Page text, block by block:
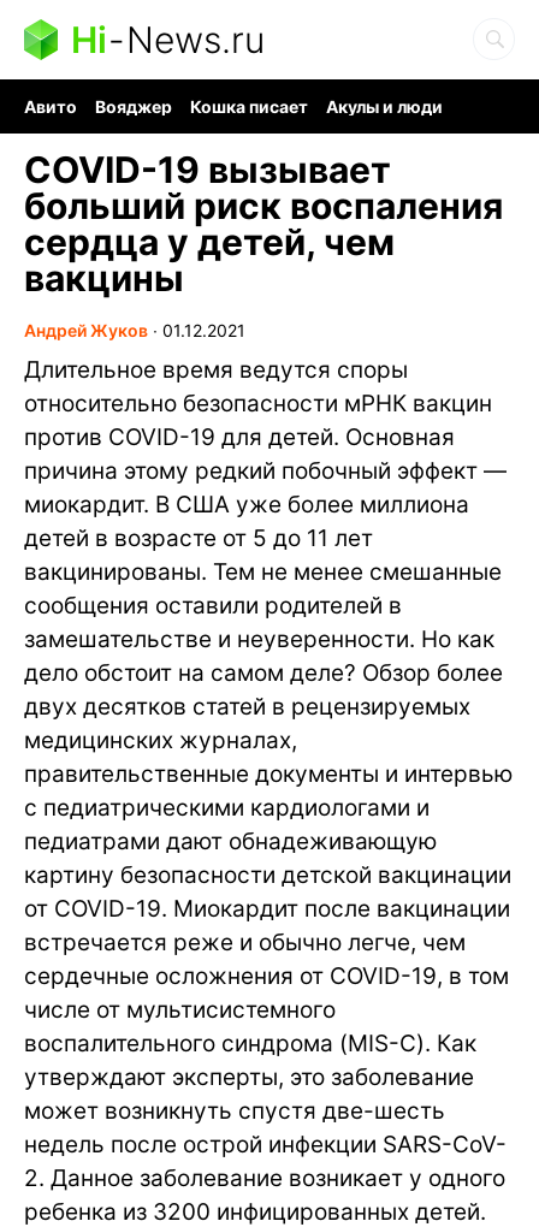
Hi-News.ru
Авито Вояджер Кошка писает
Акулы и люди
COVID-19 вызывает
больший риск воспаления
сердца у детей, чем
вакцины
Андрей Жуков ∙ 01.12.2021
Длительное время ведутся споры
относительно безопасности мРНК вакцин
против COVID-19 для детей. Основная
причина этому редкий побочный эффект —
миокардит. В США уже более миллиона
детей в возрасте от 5 до 11 лет
вакцинированы. Тем не менее смешанные
сообщения оставили родителей в
замешательстве и неуверенности. Но как
дело обстоит на самом деле? Обзор более
двух десятков статей в рецензируемых
медицинских журналах,
правительственные документы и интервью
с педиатрическими кардиологами и
педиатрами дают обнадеживающую
картину безопасности детской вакцинации
от COVID-19. Миокардит после вакцинации
встречается реже и обычно легче, чем
сердечные осложнения от COVID-19, в том
числе от мультисистемного
воспалительного синдрома (MIS-C). Как
утверждают эксперты, это заболевание
может возникнуть спустя две-шесть
недель после острой инфекции SARS-CoV-
2. Данное заболевание возникает у одного
ребенка из 3200 инфицированных детей.